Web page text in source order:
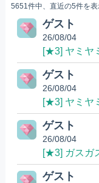
5651件中、直近の5件を表
ゲスト
26/08/04
[★3] ヤミヤ
ゲスト
26/08/04
[★3] ヤミヤ
ゲスト
26/08/04
[★3] ガスガ
ゲスト